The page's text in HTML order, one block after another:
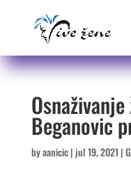
Beganovic
byaanicic| jul 19, 2021 |